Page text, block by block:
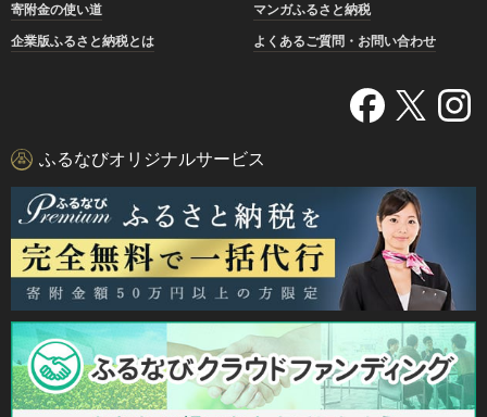
寄附金の使い道
マンガふるさと納税
企業版ふるさと納税とは
よくあるご質問・お問い合わせ
ふるなびオリジナルサービス